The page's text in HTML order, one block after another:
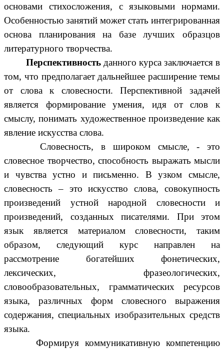
основами стихосложения, с языковыми нормами.
Особенностью занятий может стать интегрированная
основа планирования
на базе лучших образцов
литературного творчества.
Перспективностьданного курса заключается в
том, что предполагает дальнейшее расширение темы
от слова к словесности. Перспективной задачей
является формирование умения, идя от слов к
смыслу, понимать художественное произведение как
явление искусства слова.
Словесность, в широком смысле, - это
словесное творчество, способность выражать мысли
и чувства устно и письменно. В узком смысле,
словесность – это искусство слова, совокупность
произведений устной народной словесности и
произведений, созданных писателями. При этом
язык является материалом словесности, таким
образом, следующий курс направлен на
рассмотрение богатейших фонетических,
лексических, фразеологических,
словообразовательных, грамматических ресурсов
языка, различных форм словесного выражения
содержания, специальных изобразительных средств
языка.
Формируя коммуникативную компетенцию